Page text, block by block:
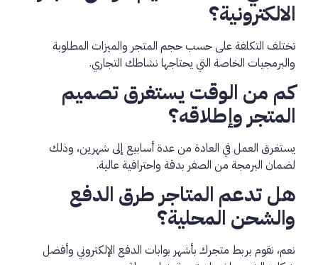
الالكترونية؟
تختلف التكلفة على حسب حجم المتجر والميزات المطلوبة
والبرمجيات الخاصة التي يحتاجها نشاطك التجاري.
كم من الوقت يستغرق تصميم
المتجر وإطلاقه؟
يستغرق العمل في العادة من عدة أسابيع إلى شهرين، وذلك
لضمان البرمجة من الصفر بدقة واحترافية عالية.
هل تدعم المتاجر طرق الدفع
والشحن المحلية؟
نعم، نقوم بربط متجرك بأشهر بوابات الدفع الإلكتروني وأفضل